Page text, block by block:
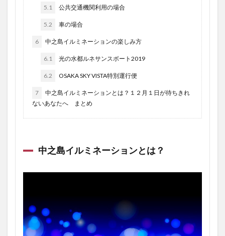
5.1 公共交通機関利用の場合
5.2 車の場合
6 中之島イルミネーションの楽しみ方
6.1 光の水都ルネサンスボート2019
6.2 OSAKA SKY VISTA特別運行便
7
中之島イルミネーションとは？１２月１日が待ちきれ
ないあなたへ まとめ
中之島イルミネーションとは？